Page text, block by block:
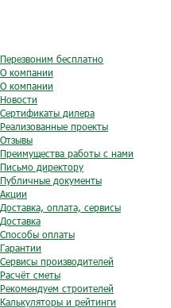
Перезвоним бесплатно
О компании
О компании
Новости
Сертификаты дилера
Реализованные проекты
Отзывы
Преимущества работы с нами
Письмо директору
Публичные документы
Акции
Доставка, оплата, сервисы
Доставка
Способы оплаты
Гарантии
Сервисы производителей
Расчёт сметы
Рекомендуем строителей
Калькуляторы и рейтинги